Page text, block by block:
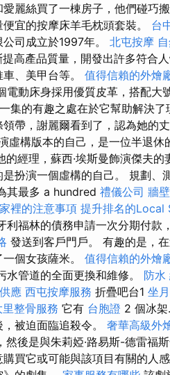
麗絲買了一棟房子，他們碰巧
宜的按摩床羊毛枕頭套裝。 台
司成立於1997年。 北屯按摩
提高產品質量，開發出許多符合
、美甲台等。 值得信賴的外燴
電動床身採用優質皮革，搭配大
集的有趣之處在於它幫助解決
帶，謝麗爾看到了，認為她的
構版本的自己，是一位半退休
的經理，蘇西·埃斯曼飾演傑夫
扮演一個虛構的自己。 規劃、
其最多 a hundred 禮儀公司 牆
裡的注意事項 提升排名的Local
利福林的債務申請一次分期付款
發送到客戶門戶。 有趣的是，
個女孩薩米。 值得信賴的外燴
水管道的全面更換和維修。 防水
應 西屯按摩服務 折疊吧台1 坐
里整骨服務 它有 台胞證 2 個冰
被迫面臨追殺令。 奢華高級外
然後是與朱莉婭·路易斯-德雷福
買它或可能與該項目有關的人